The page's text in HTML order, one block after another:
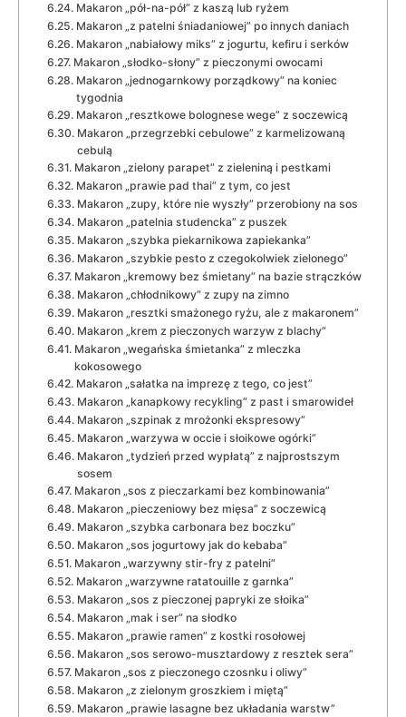
Makaron „pół-na-pół” z kaszą lub ryżem
Makaron „z patelni śniadaniowej” po innych daniach
Makaron „nabiałowy miks” z jogurtu, kefiru i serków
Makaron „słodko-słony” z pieczonymi owocami
Makaron „jednogarnkowy porządkowy” na koniec
tygodnia
Makaron „resztkowe bolognese wege” z soczewicą
Makaron „przegrzebki cebulowe” z karmelizowaną
cebulą
Makaron „zielony parapet” z zieleniną i pestkami
Makaron „prawie pad thai” z tym, co jest
Makaron „zupy, które nie wyszły” przerobiony na sos
Makaron „patelnia studencka” z puszek
Makaron „szybka piekarnikowa zapiekanka”
Makaron „szybkie pesto z czegokolwiek zielonego”
Makaron „kremowy bez śmietany” na bazie strączków
Makaron „chłodnikowy” z zupy na zimno
Makaron „resztki smażonego ryżu, ale z makaronem”
Makaron „krem z pieczonych warzyw z blachy”
Makaron „wegańska śmietanka” z mleczka
kokosowego
Makaron „sałatka na imprezę z tego, co jest”
Makaron „kanapkowy recykling” z past i smarowideł
Makaron „szpinak z mrożonki ekspresowy”
Makaron „warzywa w occie i słoikowe ogórki”
Makaron „tydzień przed wypłatą” z najprostszym
sosem
Makaron „sos z pieczarkami bez kombinowania”
Makaron „pieczeniowy bez mięsa” z soczewicą
Makaron „szybka carbonara bez boczku”
Makaron „sos jogurtowy jak do kebaba”
Makaron „warzywny stir-fry z patelni”
Makaron „warzywne ratatouille z garnka”
Makaron „sos z pieczonej papryki ze słoika”
Makaron „mak i ser” na słodko
Makaron „prawie ramen” z kostki rosołowej
Makaron „sos serowo-musztardowy z resztek sera”
Makaron „sos z pieczonego czosnku i oliwy”
Makaron „z zielonym groszkiem i miętą”
Makaron „prawie lasagne bez układania warstw”